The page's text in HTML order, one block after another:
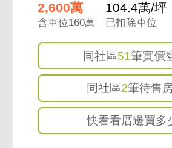
2,600萬
含車位160萬
104.4萬/坪
已扣除車位
同社區51筆實價
同社區2筆待售
快看看厝邊買多